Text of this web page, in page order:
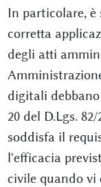
In particolare,
corretta
degli atti
digitali
20 del D.Lgs.
soddisfa il
l'efficacia
civile quando vi